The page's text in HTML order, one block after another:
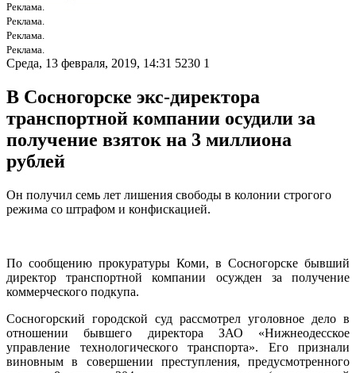
Реклама.
Реклама.
Реклама.
Реклама.
Среда, 13 февраля, 2019, 14:31 5230 1
В Сосногорске экс-директора
транспортной компании осудили за
получение взяток на 3 миллиона
рублей
Он получил семь лет лишения свободы в колонии строгого
режима со штрафом и конфискацией.
По сообщению прокуратуры Коми, в Сосногорске бывший
директор транспортной компании осужден за получение
коммерческого подкупа.
Сосногорский городской суд рассмотрел уголовное дело в
отношении бывшего директора ЗАО «Нижнеодесское
управление технологического транспорта». Его признали
виновным в совершении преступления, предусмотренного